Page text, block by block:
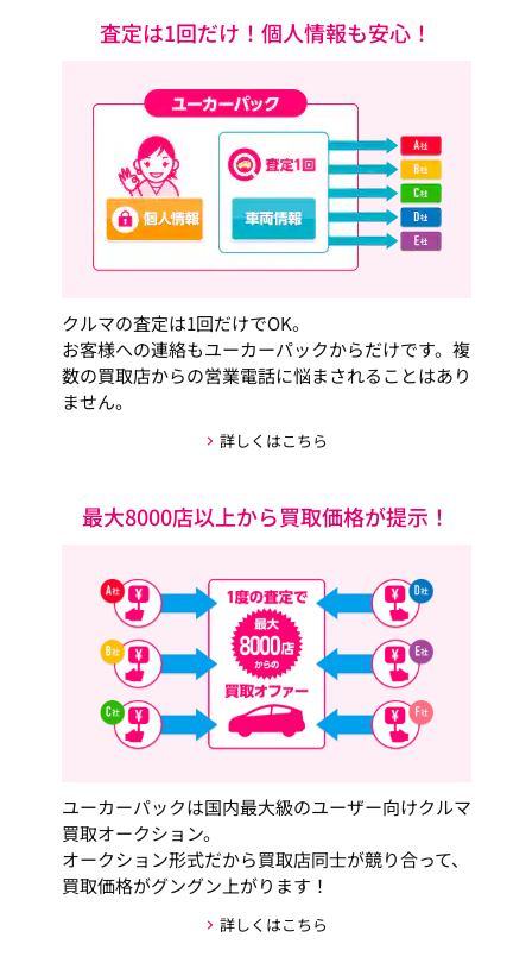
査定は1回だけ！個人情報も安心！
クルマの査定は1回だけでOK。
お客様への連絡もユーカーパックからだけです。複
数の買取店からの営業電話に悩まされることはあり
ません。
詳しくはこちら
最大8000店以上から買取価格が提示！
ユーカーパックは国内最大級のユーザー向けクルマ
買取オークション。
オークション形式だから買取店同士が競り合って、
買取価格がグングン上がります！
詳しくはこちら